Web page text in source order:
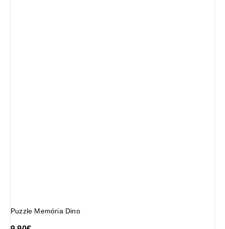
Puzzle Memória Dino